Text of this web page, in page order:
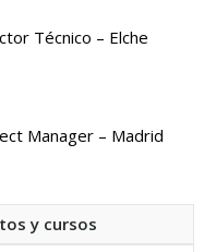
Técnico – Elche
Manager – Madrid
y cursos